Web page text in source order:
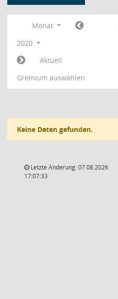
Monat
2020
Aktuell
Gremium auswählen
Keine Daten gefunden.
Letzte Änderung: 07.08.2026
17:07:33